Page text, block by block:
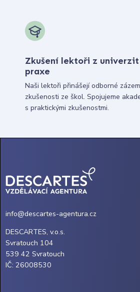
Zkušení lektoři z
praxe
Naši lektoři přinášejí odborné
zkušenosti ze škol. Spojujeme
s praktickými zkušenostmi.
info@descartes-agentura.cz
DESCARTES, v.o.s.
Svratouch 104
539 42 Svratouch
IČ: 26008530